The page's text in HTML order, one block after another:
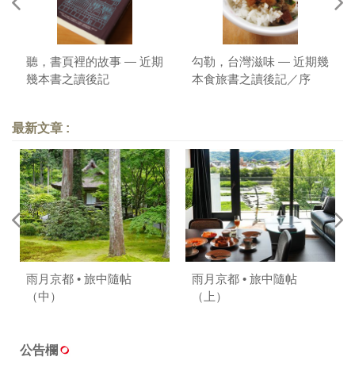
聽，書頁裡的故事 — 近期
幾本書之讀後記
勾勒，台灣滋味 — 近期幾
本食旅書之讀後記／序
最新文章 :
雨月京都 • 旅中隨帖
（中）
雨月京都 • 旅中隨帖
（上）
公告欄